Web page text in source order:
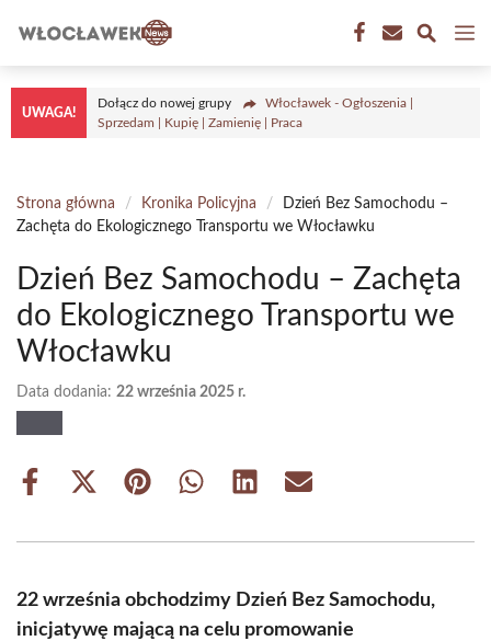
treści
UWAGA!
Dołącz do nowej grupy
Włocławek - Ogłoszenia |
Sprzedam | Kupię | Zamienię | Praca
Strona główna / Kronika Policyjna /
Dzień Bez Samochodu –
Zachęta do Ekologicznego Transportu we Włocławku
Dzień Bez Samochodu – Zachęta
do Ekologicznego Transportu we
Włocławku
Data dodania: 22 września 2025 r.
Share
Share
(Twitter)
Share Share Share Share
22 września obchodzimy Dzień Bez Samochodu,
inicjatywę mającą na celu promowanie